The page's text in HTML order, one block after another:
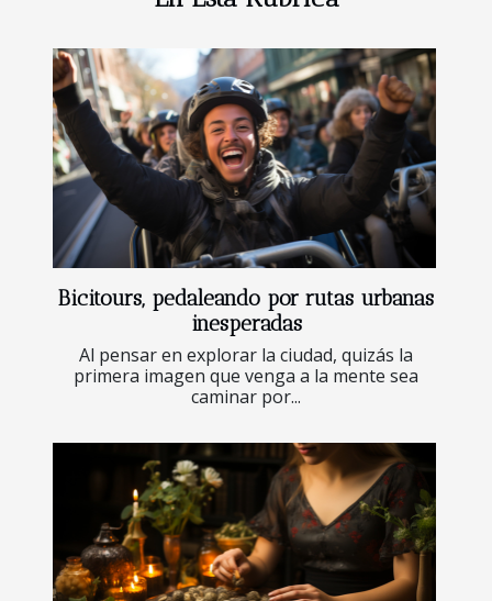
Bicitours, pedaleando por rutas urbanas
inesperadas
Al pensar en explorar la ciudad, quizás la
primera imagen que venga a la mente sea
caminar por...